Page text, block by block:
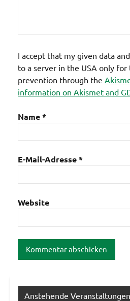
I accept that my given data
to a server in the USA only
prevention through the
information on Akismet and
Name*
E-Mail-Adresse*
Website
Anstehende Veranstaltungen